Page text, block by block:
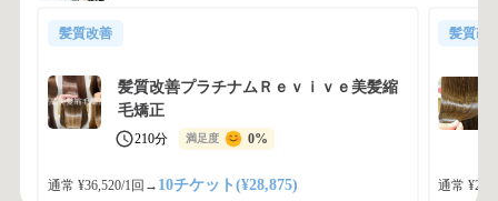
髪質改善
髪質改善プラチナムＲｅｖｉｖｅ美髪縮
毛矯正
210分 満足度 0%
通常 ¥36,520/1回 → 10チケット(¥28,875)
髪質改
通常